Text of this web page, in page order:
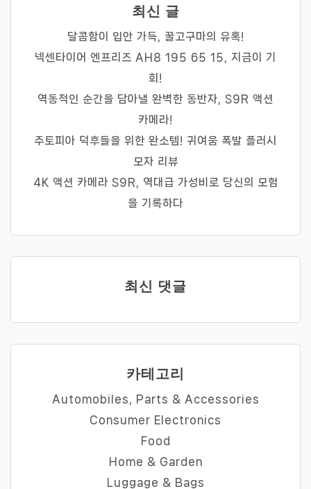
최신 글
달콤함이 입안 가득, 꿀고구마의 유혹!
넥센타이어 엔프리즈 AH8 195 65 15, 지금이 기
회!
역동적인 순간을 담아낼 완벽한 동반자, S9R 액션
카메라!
주토피아 덕후들을 위한 완소템! 귀여움 폭발 플러시
모자 리뷰
4K 액션 카메라 S9R, 역대급 가성비로 당신의 모험
을 기록하다
최신 댓글
카테고리
Automobiles, Parts & Accessories
Consumer Electronics
Food
Home & Garden
Luggage & Bags